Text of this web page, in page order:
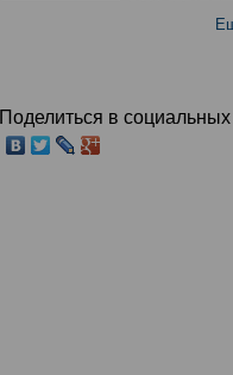
Поделиться в социальных